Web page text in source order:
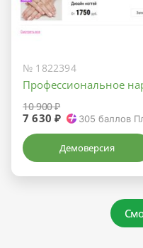
№ 1822394
Профессиональное
10 900 ₽
7 630 ₽ 305 баллов
Демоверсия